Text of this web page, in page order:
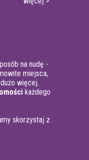
na nudę -
miejsca,
więcej.
każdego
skorzystaj z